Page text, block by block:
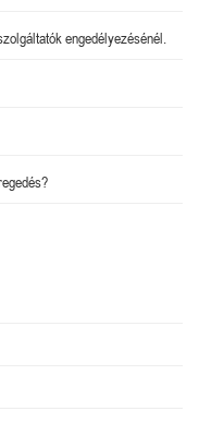
engedélyezésénél.